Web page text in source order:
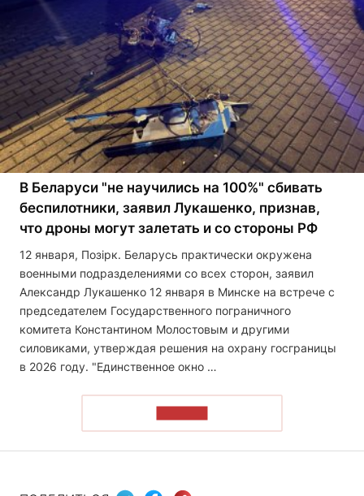
В Беларуси "не научились на 100%" сбивать
беспилотники, заявил Лукашенко, признав,
что дроны могут залетать и со стороны РФ
12 января, Позірк. Беларусь практически окружена
военными подразделениями со всех сторон, заявил
Александр Лукашенко 12 января в Минске на встрече с
председателем Государственного пограничного
комитета Константином Молостовым и другими
силовиками, утверждая решения на охрану госграницы
в 2026 году. "Единственное окно …